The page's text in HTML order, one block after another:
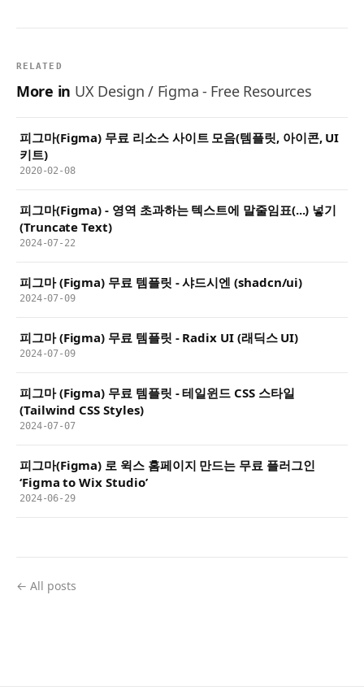
RELATED
More in UX Design / Figma - Free Resources
피그마(Figma) 무료 리소스 사이트 모음(템플릿, 아이콘, UI
키트)
2020-02-08
피그마(Figma) - 영역 초과하는 텍스트에 말줄임표(...) 넣기
(Truncate Text)
2024-07-22
피그마 (Figma) 무료 템플릿 - 샤드시엔 (shadcn/ui)
2024-07-09
피그마 (Figma) 무료 템플릿 - Radix UI (래딕스 UI)
2024-07-09
피그마 (Figma) 무료 템플릿 - 테일윈드 CSS 스타일
(Tailwind CSS Styles)
2024-07-07
피그마(Figma) 로 윅스 홈페이지 만드는 무료 플러그인
‘Figma to Wix Studio’
2024-06-29
← All posts